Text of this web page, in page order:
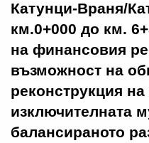
Катунци-Враня/
км.0+000 до км.
на финансовия
възможност на
реконструкция
изключителната
балансираното